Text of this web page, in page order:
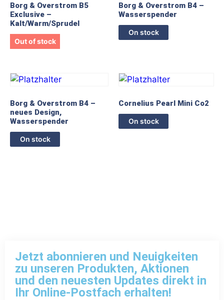
Borg & Overstrom B5
Exclusive –
Kalt/Warm/Sprudel
Out of stock
Borg & Overstrom B4 –
Wasserspender
On stock
Borg & Overstrom B4 –
neues Design,
Wasserspender
On stock
Cornelius Pearl Mini Co2
On stock
Jetzt abonnieren und Neuigkeiten
zu unseren Produkten, Aktionen
und den neuesten Updates direkt in
Ihr Online-Postfach erhalten!